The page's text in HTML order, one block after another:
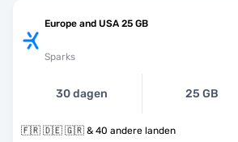
Europe and USA 25 GB
Sparks
30 dagen 25 GB
🇫🇷 🇩🇪 🇬🇷 & 40 andere landen